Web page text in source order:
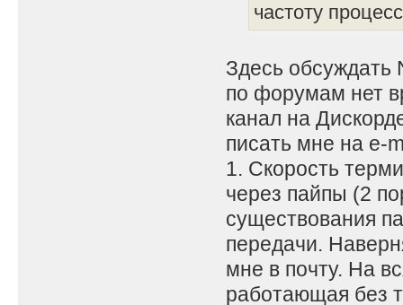
частоту
Здесь обсуждать
по форумам нет
канал на
писать мне на e-
1. Скорость
через пайпы (2
существования
передачи.
мне в почту. На
работающая без